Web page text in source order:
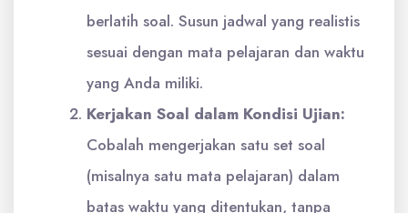
berlatih soal. Susun jadwal yang realistis
sesuai dengan mata pelajaran dan waktu
yang Anda miliki.
Kerjakan Soal dalam Kondisi Ujian:
Cobalah mengerjakan satu set soal
(misalnya satu mata pelajaran) dalam
batas waktu yang ditentukan, tanpa